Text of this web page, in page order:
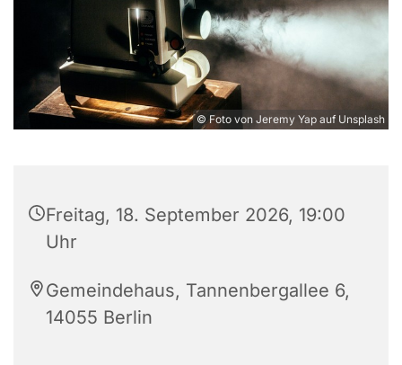
© Foto von Jeremy Yap auf Unsplash
Freitag, 18. September 2026, 19:00
Uhr
Gemeindehaus, Tannenbergallee 6,
14055 Berlin